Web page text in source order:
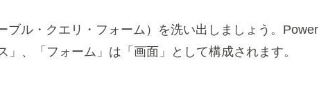
ブル・クエリ・フォーム）を洗い出しましょう。Power
、「フォーム」は「画面」として構成されます。